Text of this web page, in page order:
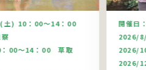
土) 10：00～14：00
00～14：00 草取
開催日
2026/
2026/
2026/